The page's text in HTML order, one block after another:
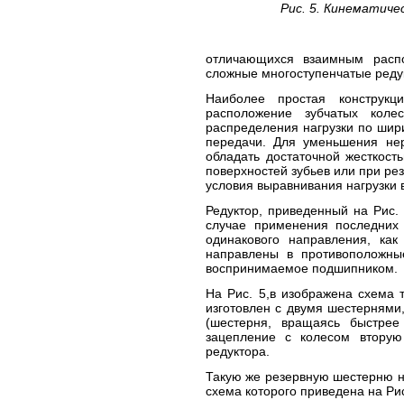
Рис. 5.
отличающихся взаимным
сложные многоступенчатые
Наиболее простая
расположение зубчатых
распределения нагрузки по
передачи. Для уменьшения
обладать достаточной
поверхностей зубьев или при
условия выравнивания нагрузки
Редуктор, приведенный на
случае применения
одинакового направления,
направлены в
воспринимаемое подшипником.
На Рис. 5,в изображена схема
изготовлен с двумя
(шестерня, вращаясь
зацепление с колесом
редуктора.
Такую же резервную шестерню
схема которого приведена на